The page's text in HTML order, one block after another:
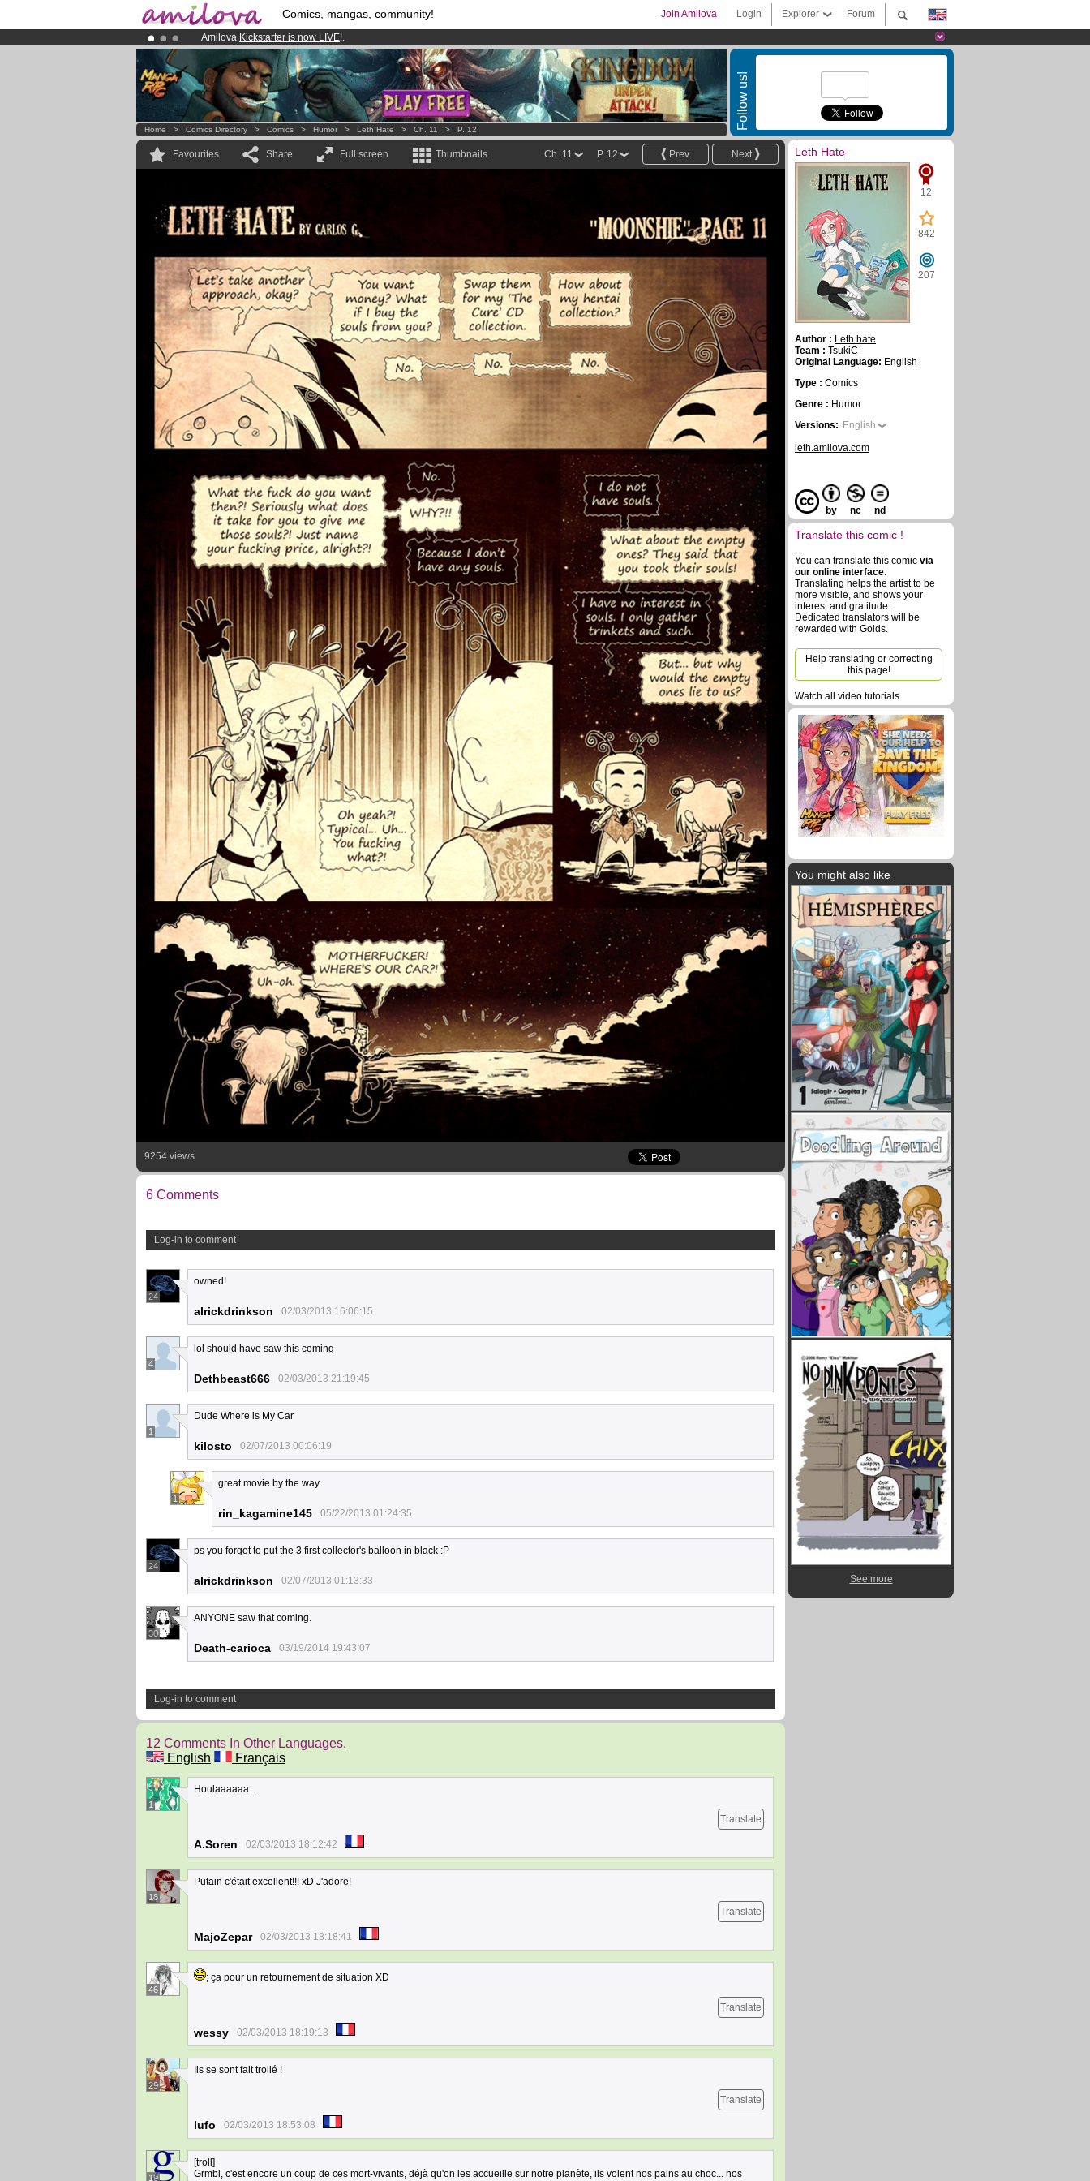
Comics, mangas, community! Forum
Explorer
Login
Join Amilova
Amilova Kickstarter is now LIVE!.
Already 134393membersand 1208comics & mangas!.
Premium membership from3.95 euros per month !Get membership now
Follow us!
Home > Comics Directory > Comics > Humor > Leth Hate > Ch. 11 > P. 12
Favourites Share Full screen Thumbnails Next
Prev.
P. 12
Ch. 11
9254 views
6 Comments
Log-in to comment
24
owned!
alrickdrinkson 02/03/2013 16:06:15
4
lol should have saw this coming
Dethbeast666 02/03/2013 21:19:45
1
Dude Where is My Car
kilosto 02/07/2013 00:06:19
1
great movie by the way
rin_kagamine145 05/22/2013 01:24:35
24
ps you forgot to put the 3 first collector's balloon in black :P
alrickdrinkson 02/07/2013 01:13:33
30
ANYONE saw that coming.
Death-carioca 03/19/2014 19:43:07
Log-in to comment
12 Comments In Other Languages.
English
Français
1
Houlaaaaaa....
Translate
A.Soren 02/03/2013 18:12:42
18
Putain c'était excellent!!! xD J'adore!
Translate
MajoZepar 02/03/2013 18:18:41
46
; ça pour un retournement de situation XD
Translate
wessy 02/03/2013 18:19:13
29
Ils se sont fait trollé !
Translate
lufo 02/03/2013 18:53:08
19
[troll]
Grmbl, c'est encore un coup de ces mort-vivants, déjà qu'on les accueille sur notre planète, ils volent nos pains au choc... nos
Leth Hate
12
842
207
Author : Leth.hate
Team : TsukiC
Original Language: English
Type : Comics
Genre : Humor
Versions: English
leth.amilova.com
by nc nd
Translate this comic !
You can translate this comic via
our online interface.
Translating helps the artist to be
more visible, and shows your
interest and gratitude.
Dedicated translators will be
rewarded with Golds.
Help translating or correcting
this page!
Watch all video tutorials
You might also like
See more